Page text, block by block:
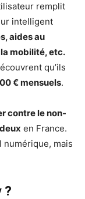
remplit
intelligent
aides au
mobilité, etc.
qu’ils
€ mensuels.
contre le non-
en France.
numérique, mais
?